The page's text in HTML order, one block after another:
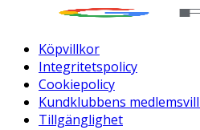
Köpvillkor
Integritetspolicy
Cookiepolicy
Kundklubbens
Tillgänglighet